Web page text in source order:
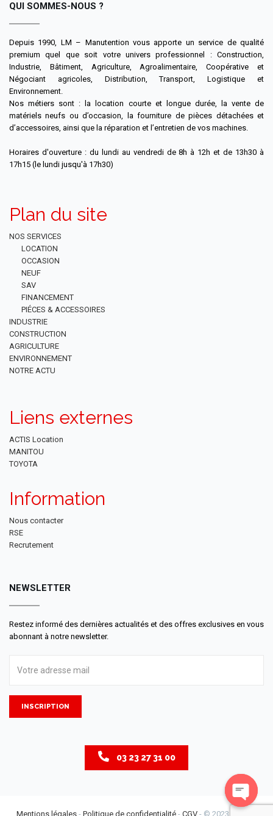
QUI SOMMES-NOUS ?
Depuis 1990, LM – Manutention vous apporte un service de qualité
premium quel que soit votre univers professionnel : Construction,
Industrie, Bâtiment, Agriculture, Agroalimentaire, Coopérative et
Négociant agricoles, Distribution, Transport, Logistique et
Environnement.
Nos métiers sont : la location courte et longue durée, la vente de
matériels neufs ou d’occasion, la fourniture de pièces détachées et
d’accessoires, ainsi que la réparation et l’entretien de vos machines.
Horaires d'ouverture : du lundi au vendredi de 8h à 12h et de 13h30 à
17h15 (le lundi jusqu'à 17h30)
Plan du site
NOS SERVICES
LOCATION
OCCASION
NEUF
SAV
FINANCEMENT
PIÉCES & ACCESSOIRES
INDUSTRIE
CONSTRUCTION
AGRICULTURE
ENVIRONNEMENT
NOTRE ACTU
Liens externes
ACTIS Location
MANITOU
TOYOTA
Information
Nous contacter
RSE
Recrutement
NEWSLETTER
Restez informé des dernières actualités et des offres exclusives en vous
abonnant à notre newsletter.
INSCRIPTION
03 23 27 31 00
Mentions légales - Politique de confidentialité - CGV - © 2023 LM - La
Open